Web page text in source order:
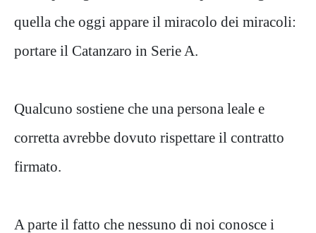
quella che oggi appare il miracolo dei miracoli:
portare il Catanzaro in Serie A.
Qualcuno sostiene che una persona leale e
corretta avrebbe dovuto rispettare il contratto
firmato.
A parte il fatto che nessuno di noi conosce i